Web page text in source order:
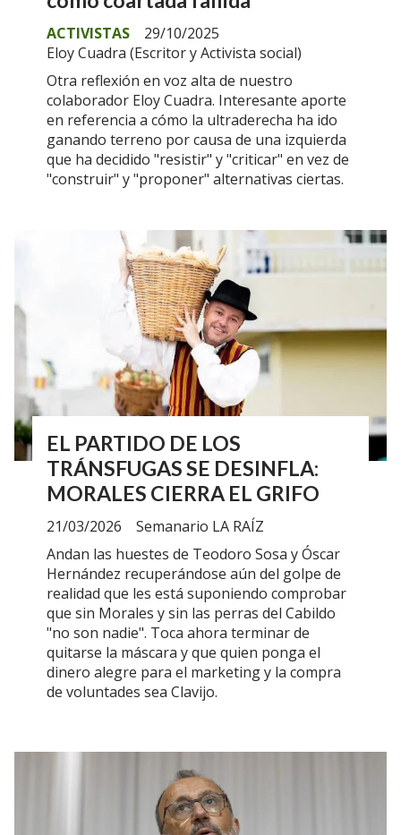
Eloy Cuadra (Escritor y Activista social)
ACTIVISTAS 29/10/2025
Otra reflexión en voz alta de nuestro
colaborador Eloy Cuadra. Interesante aporte
en referencia a cómo la ultraderecha ha ido
ganando terreno por causa de una izquierda
que ha decidido "resistir" y "criticar" en vez de
"construir" y "proponer" alternativas ciertas.
EL PARTIDO DE LOS
TRÁNSFUGAS SE DESINFLA:
MORALES CIERRA EL GRIFO
Semanario LA RAÍZ
21/03/2026
Andan las huestes de Teodoro Sosa y Óscar
Hernández recuperándose aún del golpe de
realidad que les está suponiendo comprobar
que sin Morales y sin las perras del Cabildo
"no son nadie". Toca ahora terminar de
quitarse la máscara y que quien ponga el
dinero alegre para el marketing y la compra
de voluntades sea Clavijo.